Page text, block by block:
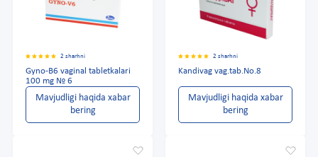
2 sharhni
Gyno-B6 vaginal tabletkalari
100 mg № 6
Mavjudligi haqida xabar
bering
2 sharhni
Kandivag vag.tab.No.8
Mavjudligi haqida xabar
bering